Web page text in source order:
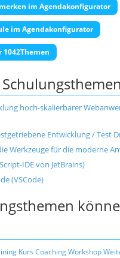
im Agendakonfigurator
im Agendakonfigurator
hoch-skalierbarer
Entwicklung / Test
Werkzeuge für die moderne
IDE von JetBrains)
(VSCode)
Kurs CoachingWorkshop